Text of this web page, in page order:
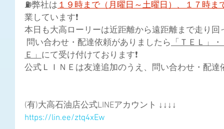
⛽弊社は１９時まで（月曜日～土曜日）、１７時ま
業しています❗
本日も大高ローリーは近距離から遠距離まで走り回
問い合わせ・配達依頼がありましたら「ＴＥＬ」
Ｅ」にて受け付けております❗
公式ＬＩＮＥは友達追加のうえ、問い合わせ・配
(有)大高石油店公式LINEアカウント ↓↓↓↓
https://lin.ee/ztq4xEw